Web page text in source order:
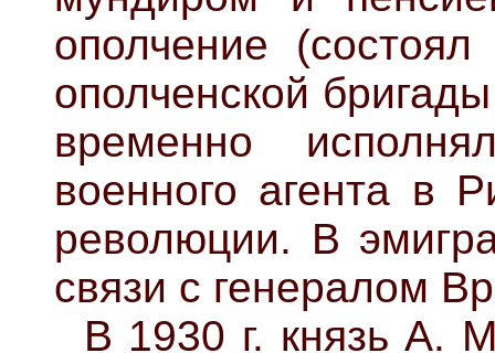
ополчение
ополченской
временно
военного агента в
революции. В
связи с генералом
В 1930 г. князь А.